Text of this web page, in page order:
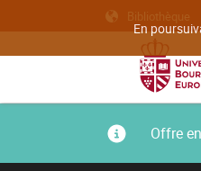
En
Bibliothèque
Offre